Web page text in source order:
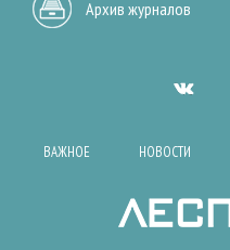
Архив журналов
ВАЖНОЕ НОВОСТИ